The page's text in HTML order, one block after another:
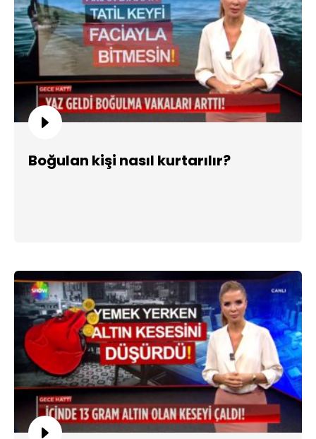
Boğulan kişi nasıl kurtarılır?